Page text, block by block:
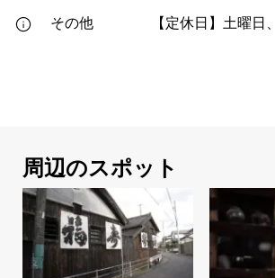
その他 【定休日】土曜日
周辺のスポット